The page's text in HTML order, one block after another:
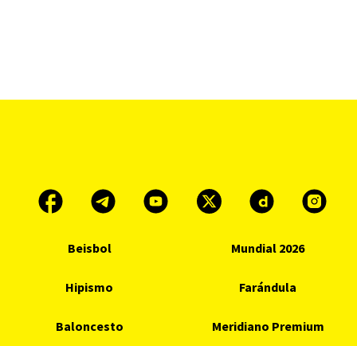
Beisbol Mundial 2026
Hipismo Farándula
Baloncesto Meridiano Premium